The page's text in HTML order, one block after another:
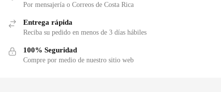
Por mensajería o Correos de Costa Rica
Entrega rápida
Reciba su pedido en menos de 3 días hábiles
100% Seguridad
Compre por medio de nuestro sitio web